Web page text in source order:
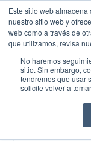
Este sitio web
nuestro sitio web y
web como a través de
que utilizamos, revisa
No haremos
sitio. Sin embargo,
tendremos que usar
solicite volver a